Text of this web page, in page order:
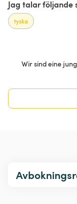
Jag talar följande
tyska
Wir sind eine